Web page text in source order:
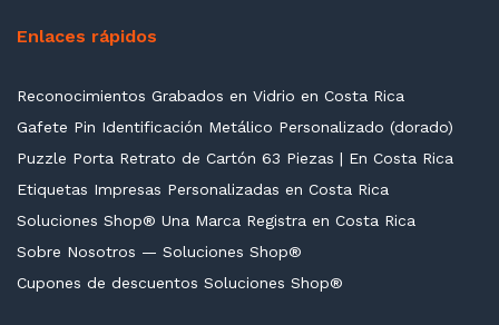
Enlaces rápidos
Reconocimientos Grabados en Vidrio en Costa Rica
Gafete Pin Identificación Metálico Personalizado (dorado)
Puzzle Porta Retrato de Cartón 63 Piezas | En Costa Rica
Etiquetas Impresas Personalizadas en Costa Rica
Soluciones Shop® Una Marca Registra en Costa Rica
Sobre Nosotros — Soluciones Shop®
Cupones de descuentos Soluciones Shop®